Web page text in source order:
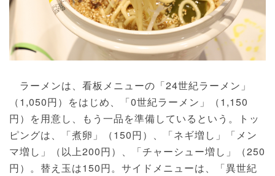
ラーメンは、看板メニューの「24世紀ラーメン」
（1,050円）をはじめ、「0世紀ラーメン」（1,150
円）を用意し、もう一品を準備しているという。トッ
ピングは、「煮卵」（150円）、「ネギ増し」「メン
マ増し」（以上200円）、「チャーシュー増し」（250
円）。替え玉は150円。サイドメニューは、「異世紀